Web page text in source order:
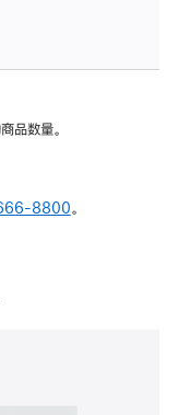
品数量。
8800。